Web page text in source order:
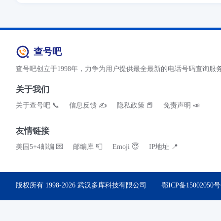
查号吧
查号吧创立于1998年，力争为用户提供最全最新的电话号码查询服
关于我们
关于查号吧 📞 信息反馈 ✍ 隐私政策 📕 免责声明 📣
友情链接
美国5+4邮编 💌 邮编库 📮 Emoji 😇 IP地址 📍
版权所有 1998-2026 武汉多库科技有限公司 鄂ICP备15002050